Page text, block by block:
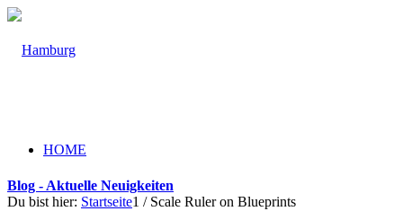
HOME
Blog - Aktuelle Neuigkeiten
Du bist hier: Startseite1 / Scale Ruler on Blueprints